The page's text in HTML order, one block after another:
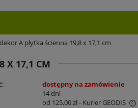
A płytka ścienna 19,8 x 17,1 cm
X 17,1 CM
dostępny na zamówienie
14 dni
od 125,00 zł- Kurier GEODIS